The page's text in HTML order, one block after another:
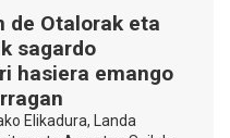
de Otalorak eta
sagardo
hasiera emango
Elikadura, Landa